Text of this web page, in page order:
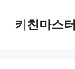
키친마스터